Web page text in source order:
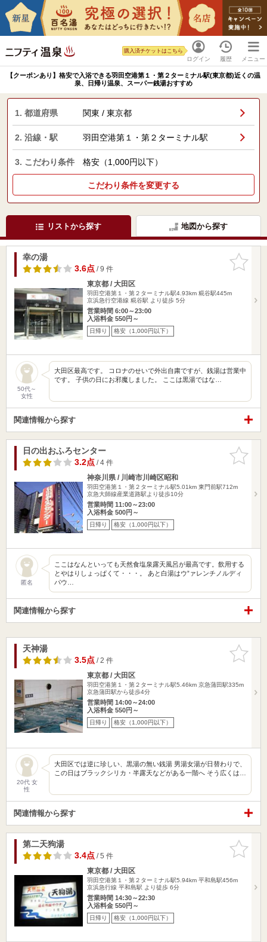
ログイン
購入済チケットはこちら
履歴 メニュー
【クーポンあり】格安で入浴できる羽田空港第１・第２ターミナル駅(東京都)近くの温
泉、日帰り温泉、スーパー銭湯おすすめ
1. 都道府県 関東 / 東京都
2. 沿線・駅 羽田空港第１・第２ターミナル駅
3. こだわり条件 格安（1,000円以下）
こだわり条件を変更する
リストから探す 地図から探す
お気に入
りに追加
幸の湯
3.6点/ 9 件
東京都 / 大田区
羽田空港第１・第２ターミナル駅4.93km 糀谷駅445m
京浜急行空港線 糀谷駅 より徒歩 5分
営業時間 6:00～23:00
入浴料金 550円～
日帰り 格安（1,000円以下）
50代～
女性
大田区最高です。 コロナのせいで外出自粛ですが、銭湯は営業中
です。 子供の日にお邪魔しました。 ここは黒湯ではな…
関連情報から探す
お気に入
りに追加
日の出おふろセンター
3.2点/ 4 件
神奈川県 / 川崎市川崎区昭和
羽田空港第１・第２ターミナル駅5.01km 東門前駅712m
京急大師線産業道路駅より徒歩10分
営業時間 11:00～23:00
入浴料金 500円～
日帰り 格安（1,000円以下）
匿名
ここはなんといっても天然食塩泉露天風呂が最高です。飲用する
とやはりしょっぱくて・・・。 あと白湯はウ”ァレンチノルディ
パウ…
関連情報から探す
お気に入
りに追加
天神湯
3.5点/ 2 件
東京都 / 大田区
羽田空港第１・第２ターミナル駅5.46km 京急蒲田駅335m
京急蒲田駅から徒歩4分
営業時間 14:00～24:00
入浴料金 550円～
日帰り 格安（1,000円以下）
20代 女
性
大田区では逆に珍しい、黒湯の無い銭湯 男湯女湯が日替わりで、
この日はブラックシリカ・半露天などがある一階へ そう広くは…
関連情報から探す
お気に入
りに追加
第二天狗湯
3.4点/ 5 件
東京都 / 大田区
羽田空港第１・第２ターミナル駅5.94km 平和島駅456m
京浜急行線 平和島駅 より徒歩 6分
営業時間 14:30～22:30
入浴料金 550円～
日帰り 格安（1,000円以下）